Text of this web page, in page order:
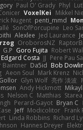
Paul O' Grady Phyl
VoxelKei Mikkel
Nugent penti_mmd
SonOfPorcupine Leo
Alexlee Jed Laurance
OroborosNZ
G.P Goro Fujita Robert
Edgard Costa JJ Pere Pau
Baintner Da5id Bob
Aeon Soul Mark Krenz
Glyn Wolf 亮作 淡波
Andy Hickmott
Nelson C Matthias
Perard-Gayot Bryan C
Jeff Modicolitor Frank
Linda Robbins Richard
Hannes Dreyer